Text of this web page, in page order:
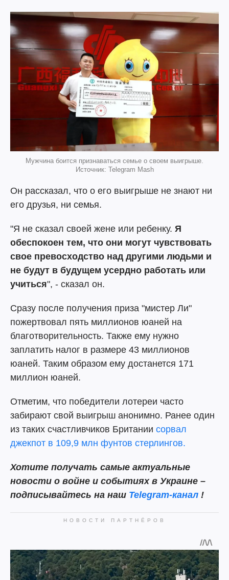
Мужчина боится признаваться семье о своем выигрыше.
Источник: Telegram Mash
Он рассказал, что о его выигрыше не знают ни
его друзья, ни семья.
"Я не сказал своей жене или ребенку. Я
обеспокоен тем, что они могут чувствовать
свое превосходство над другими людьми и
не будут в будущем усердно работать или
учиться", - сказал он.
Сразу после получения приза "мистер Ли"
пожертвовал пять миллионов юаней на
благотворительность. Также ему нужно
заплатить налог в размере 43 миллионов
юаней. Таким образом ему достанется 171
миллион юаней.
Отметим, что победители лотереи часто
забирают свой выигрыш анонимно. Ранее один
из таких счастливчиков Британии сорвал
джекпот в 109,9 млн фунтов стерлингов.
Хотите получать самые актуальные
новости о войне и событиях в Украине –
подписывайтесь на наш Telegram-канал !